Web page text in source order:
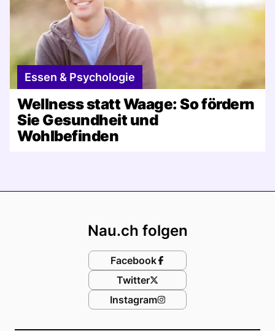
Essen & Psychologie
Wellness statt Waage: So fördern
Sie Gesundheit und
Wohlbefinden
Nau.ch folgen
Facebook
Twitter
Instagram